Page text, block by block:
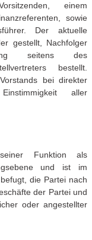
einem
sowie
Der aktuelle
gestellt, Nachfolger
seitens des
bestellt.
bei direkter
aller
Funktion als
und ist im
die Partei nach
der Partei und
oder angestellter